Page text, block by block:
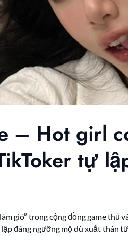
– Hot girl
tự
gió” trong cộng đồng game
đáng ngưỡng mộ dù xuất thân